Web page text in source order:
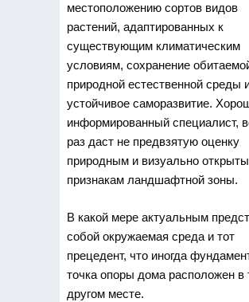
местоположению сортов видов
растений, адаптированных к
существующим климатическим
условиям, сохранение
природной естественной среды
устойчивое саморазвитие.
информированный специалист,
раз даст не предвзятую оценку
природным и визуально
признакам ландшафтной зоны.
В какой мере актуальным
собой окружаемая среда и тот
прецедент, что иногда
точка опоры дома расположен в
другом месте.